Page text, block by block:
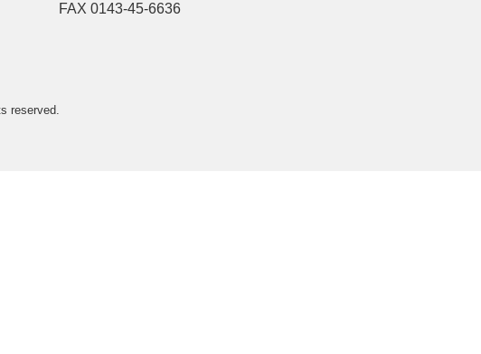
FAX 0143-45-6636
reserved.